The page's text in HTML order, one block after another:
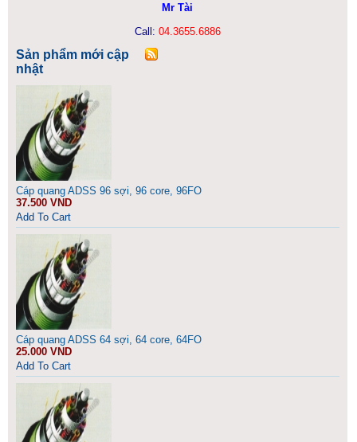
Mr Tài
Call: 04.3655.6886
Sản phẩm mới cập
nhật
Cáp quang ADSS 96 sợi, 96 core, 96FO
37.500 VND
Add To Cart
Cáp quang ADSS 64 sợi, 64 core, 64FO
25.000 VND
Add To Cart